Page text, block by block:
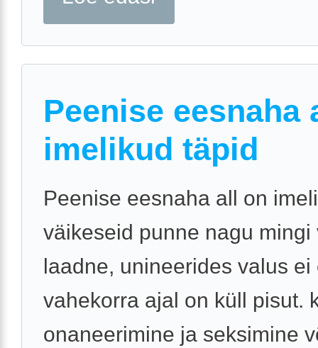
Peenise eesnaha
imelikud täpid
Peenise eesnaha all on
väikeseid punne nagu mingi
laadne, unineerides valus ei
vahekorra ajal on küll pisut.
onaneerimine ja seksimine